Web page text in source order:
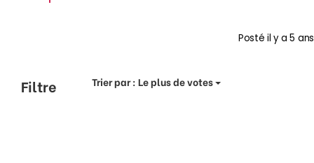
Postéil y a 5 ans
Filtre Trier par :Le plus de votes